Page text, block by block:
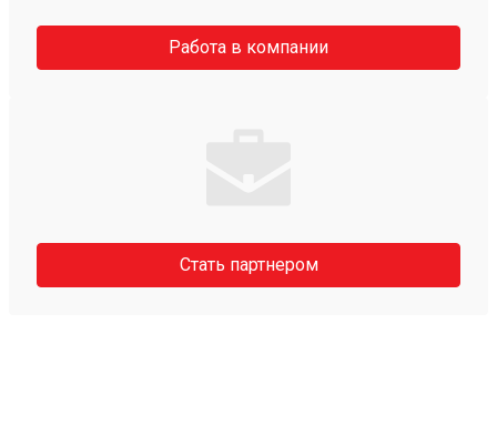
Работа в компании
Стать партнером